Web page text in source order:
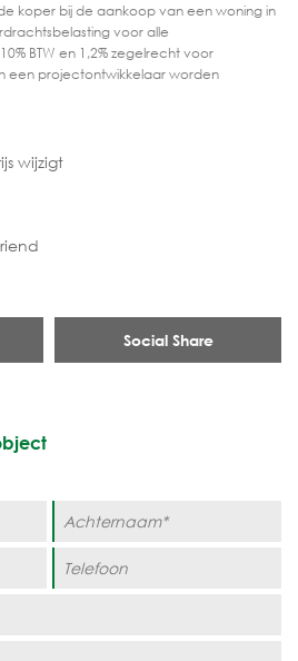
wijzigt
Social Share
koper bij de aankoop van een woning in
voor alle
BTW en 1,2% zegelrecht voor
een projectontwikkelaar worden